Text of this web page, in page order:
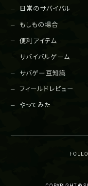
日常のサバイバル
もしもの場合
便利アイテム
サバイバルゲーム
サバゲー豆知識
フィールドレビュー
やってみた